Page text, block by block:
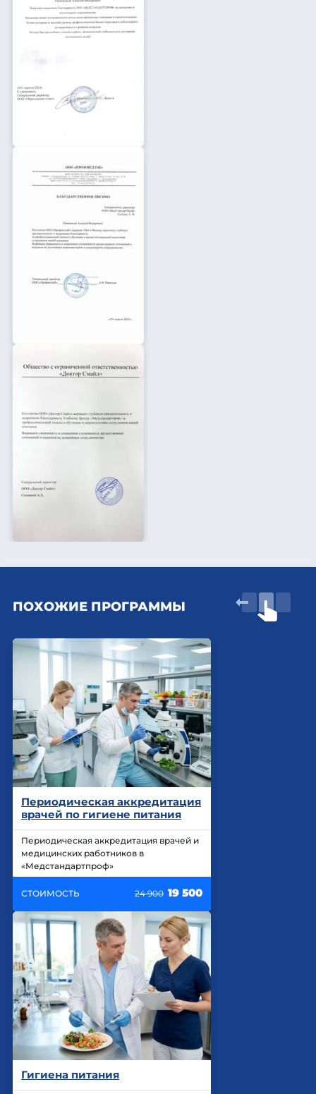
ПОХОЖИЕ ПРОГРАММЫ
Периодическая аккредитация
врачей по гигиене питания
Периодическая аккредитация врачей и
медицинских работников в
«Медстандартпроф»
СТОИМОСТЬ 24 900 19 500
Гигиена питания